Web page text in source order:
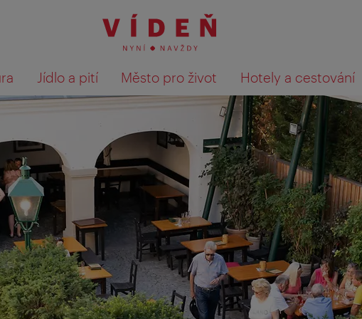
Jídlo a pití Město pro život Hotely a cestování
Výsledky hledání zobrazit na mapě